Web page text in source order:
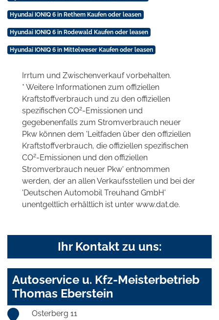
Hyundai IONIQ 6 in Rethem Kaufen oder leasen
Hyundai IONIQ 6 in Rodewald Kaufen oder leasen
Hyundai IONIQ 6 in Mittelweser Kaufen oder leasen
Irrtum und Zwischenverkauf vorbehalten.
* Weitere Informationen zum offiziellen
Kraftstoffverbrauch und zu den offiziellen
spezifischen CO2-Emissionen und
gegebenenfalls zum Stromverbrauch neuer
Pkw können dem 'Leitfaden über den offiziellen
Kraftstoffverbrauch, die offiziellen spezifischen
CO2-Emissionen und den offiziellen
Stromverbrauch neuer Pkw' entnommen
werden, der an allen Verkaufsstellen und bei der
'Deutschen Automobil Treuhand GmbH'
unentgeltlich erhältlich ist unter www.dat.de.
Ihr Kontakt zu uns:
Autoservice u. Kfz-Meisterbetrieb
Thomas Eberstein
Osterberg 11